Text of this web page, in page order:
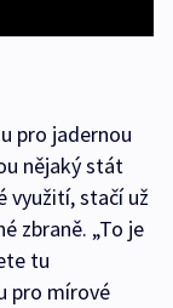
pro jadernou
nějaký stát
využití, stačí už
zbraně. „To je
tu
pro mírové